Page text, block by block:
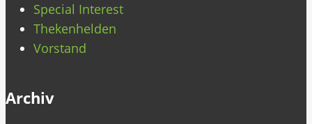
Special Interest
Thekenhelden
Vorstand
Archiv